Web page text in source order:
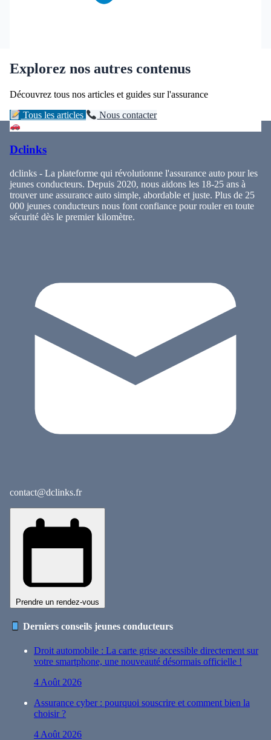
Explorez nos autres contenus
Découvrez tous nos articles et guides sur l'assurance
Tous les articles Nous contacter
Dclinks
dclinks - La plateforme qui révolutionne l'assurance auto pour les
jeunes conducteurs. Depuis 2020, nous aidons les 18-25 ans à
trouver une assurance auto simple, abordable et juste. Plus de 25
000 jeunes conducteurs nous font confiance pour rouler en toute
sécurité dès le premier kilomètre.
contact@dclinks.fr
Prendre un rendez-vous
Derniers conseils jeunes conducteurs
Droit automobile : La carte grise accessible directement sur
votre smartphone, une nouveauté désormais officielle !
4 Août 2026
Assurance cyber : pourquoi souscrire et comment bien la
choisir ?
4 Août 2026